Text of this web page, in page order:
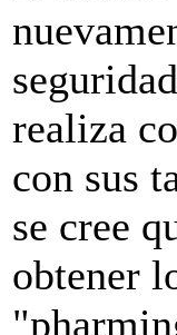
realiza
con sus
se cree
obtener